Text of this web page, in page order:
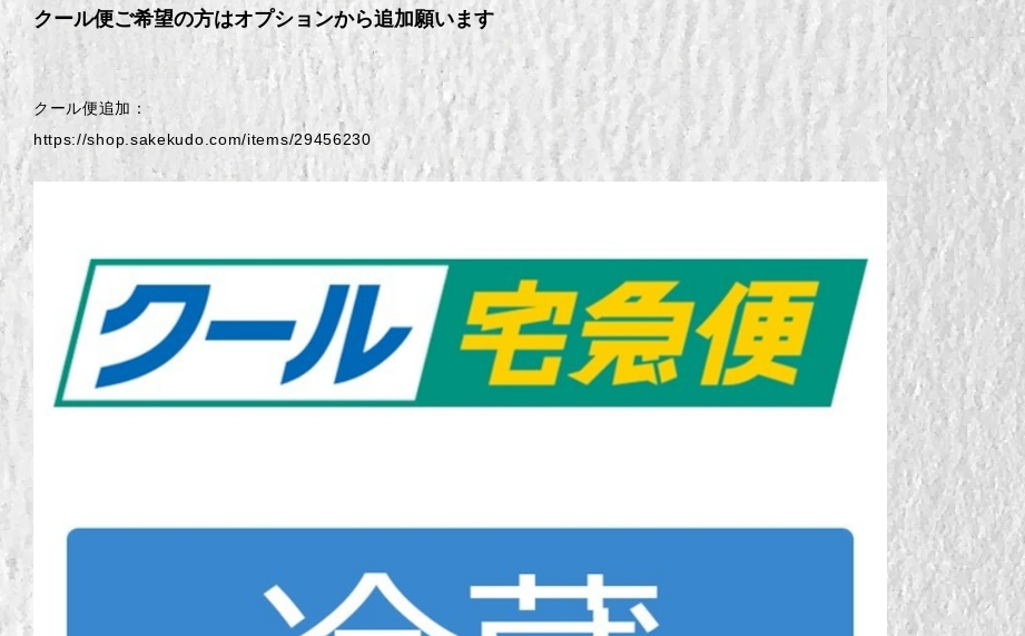
クール便ご希望の方はオプションから追加願います
クール便追加：
https://shop.sakekudo.com/items/29456230